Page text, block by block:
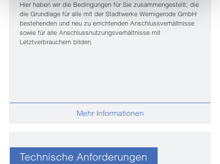
verarbeitet werden, und legen Sie Ihre Präferenzen im
Abschnitt Einzelheiten fest.
Wir nutzen Cookies auf unserer Webseite. Einige von
Hier haben wir die Bedingungen für Sie zusammengestellt, die
die Grundlage für alle mit der Stadtwerke Wernigerode GmbH
bestehenden und neu zu errichtenden Anschlussverhältnisse
sowie für alle Anschlussnutzungsverhältnisse mit
Letztverbrauchern bilden.
Mehr Informationen
Technische Anforderungen